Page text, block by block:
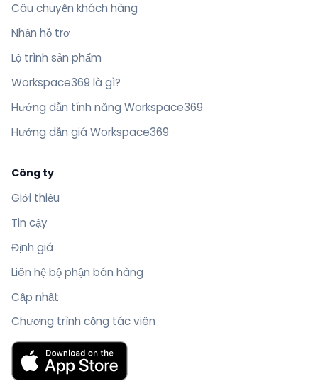
Câu chuyện khách hàng
Nhận hỗ trợ
Lộ trình sản phẩm
Workspace369 là gì?
Hướng dẫn tính năng Workspace369
Hướng dẫn giá Workspace369
Công ty
Giới thiệu
Tin cậy
Định giá
Liên hệ bộ phận bán hàng
Cập nhật
Chương trình cộng tác viên
Tải Workspace369 trên App Store